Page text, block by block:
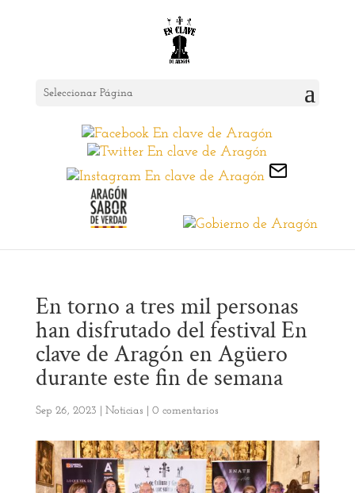
Seleccionar Página
En torno a tres mil personas
han disfrutado del festival En
clave de Aragón en Agüero
durante este fin de semana
Sep 26, 2023 Noticias 0 comentarios